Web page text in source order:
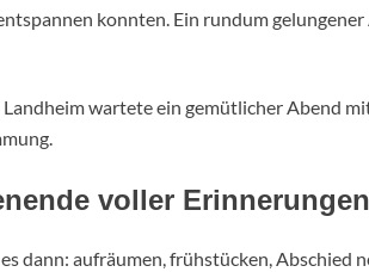
konnten. Ein rundum
wartete ein gemütlicher Abend
voller Erinnerungen
dann: aufräumen, frühstücken, Abschied